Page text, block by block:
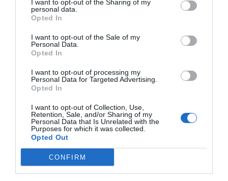
I want to opt-out of the Sharing of my
personal data.
Opted In
I want to opt-out of the Sale of my
Personal Data.
Opted In
I want to opt-out of processing my
Personal Data for Targeted Advertising.
Opted In
I want to opt-out of Collection, Use,
Retention, Sale, and/or Sharing of my
Personal Data that Is Unrelated with the
Purposes for which it was collected.
Opted Out
CONFIRM
un procés no tan costós